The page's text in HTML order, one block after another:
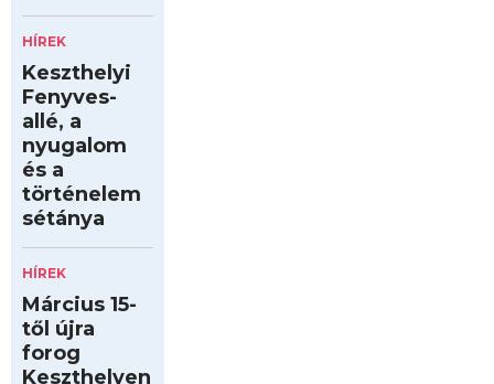
HÍREK
Keszthelyi
Fenyves-
allé, a
nyugalom
és a
történelem
sétánya
HÍREK
Március 15-
től újra
forog
Keszthelyen